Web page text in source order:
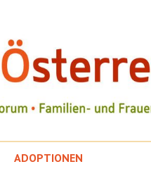
ADOPTIONEN